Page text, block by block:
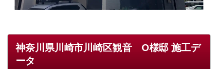
神奈川県川崎市川崎区観音 O様邸 施工デ
ータ